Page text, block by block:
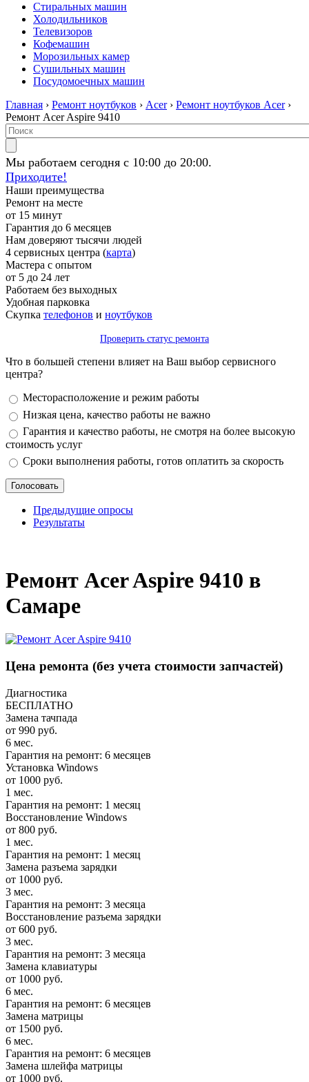
Стиральных машин
Холодильников
Телевизоров
Кофемашин
Морозильных камер
Сушильных машин
Посудомоечных машин
Главная › Ремонт ноутбуков › Acer› Ремонт ноутбуков Acer›
Ремонт Acer Aspire 9410
Мы работаем сегодня с 10:00 до 20:00.
Приходите!
Наши преимущества
Ремонт на месте
от 15 минут
Гарантия до 6 месяцев
Нам доверяют тысячи людей
4 сервисных центра (карта)
Мастера с опытом
от 5 до 24 лет
Работаем без выходных
Удобная парковка
Скупка телефонов и ноутбуков
Проверить статус ремонта
Что в большей степени влияет на Ваш выбор сервисного
центра?
Варианты
Месторасположение и режим работы
Низкая цена, качество работы не важно
Гарантия и качество работы, не смотря на более высокую
стоимость услуг
Сроки выполнения работы, готов оплатить за скорость
Предыдущие опросы
Результаты
Ремонт Acer Aspire 9410 в
Самаре
Цена ремонта (без учета стоимости запчастей)
Диагностика
БЕСПЛАТНО
Замена тачпада
от 990 руб.
6 мес.
Гарантия на ремонт: 6 месяцев
Установка Windows
от 1000 руб.
1 мес.
Гарантия на ремонт: 1 месяц
Восстановление Windows
от 800 руб.
1 мес.
Гарантия на ремонт: 1 месяц
Замена разъема зарядки
от 1000 руб.
3 мес.
Гарантия на ремонт: 3 месяца
Восстановление разъема зарядки
от 600 руб.
3 мес.
Гарантия на ремонт: 3 месяца
Замена клавиатуры
от 1000 руб.
6 мес.
Гарантия на ремонт: 6 месяцев
Замена матрицы
от 1500 руб.
6 мес.
Гарантия на ремонт: 6 месяцев
Замена шлейфа матрицы
от 1000 руб.